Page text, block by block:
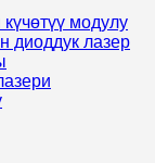
модулу
диоддук лазер